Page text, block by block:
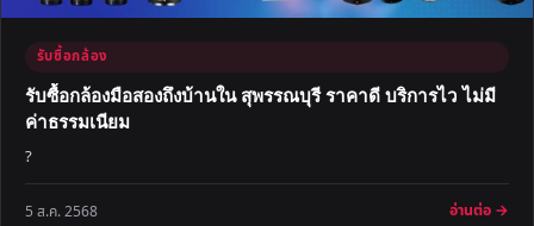
รับซื้อกล้อง
รับซื้อกล้องมือสองถึงบ้านใน สุพรรณบุรี ราคาดี บริการไว ไม่มี
ค่าธรรมเนียม
?
5 ส.ค. 2568 อ่านต่อ →